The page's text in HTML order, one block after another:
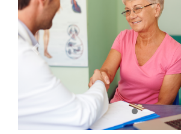
Previous